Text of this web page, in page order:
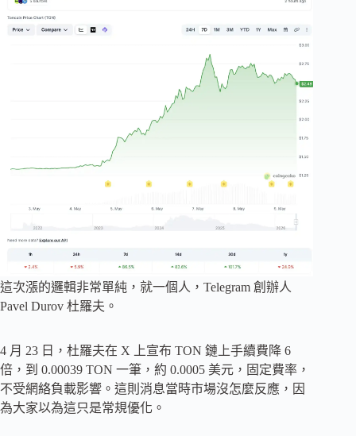
這次漲的邏輯非常單純，就一個人，Telegram 創辦人
Pavel Durov 杜羅夫。
4 月 23 日，杜羅夫在 X 上宣布 TON 鏈上手續費降 6
倍，到 0.00039 TON 一筆，約 0.0005 美元，固定費率，
不受網絡負載影響。這則消息當時市場沒怎麼反應，因
為大家以為這只是常規優化。